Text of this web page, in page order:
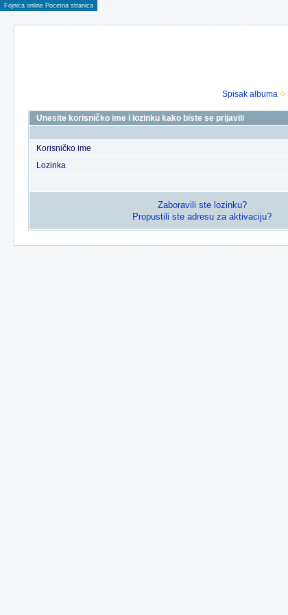
Fojnica online Pocetna stranica
Spisak albuma
Unesite korisničko ime i lozinku kako biste se prijavili
Korisničko ime
Lozinka
Zaboravili ste lozinku?
Propustili ste adresu za aktivaciju?